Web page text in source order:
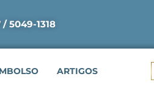
5049-1318
ARTIGOS